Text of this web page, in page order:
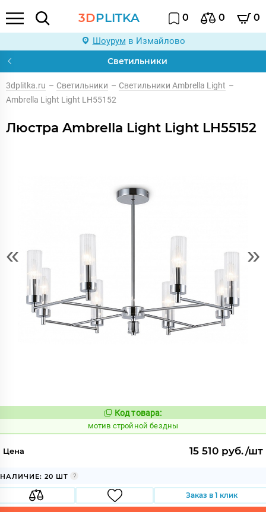
3DPLITKA 0 0 0
Шоурум в Измайлово
Светильники
3dplitka.ru – Светильники – Светильники Ambrella Light –
Ambrella Light Light LH55152
Люстра Ambrella Light Light LH55152
« »
Код:
1042377
Код товара:
мотив стройной бездны
Цена 15 510 руб./шт
НАЛИЧИЕ: 20 ШТ
Заказ в 1 клик